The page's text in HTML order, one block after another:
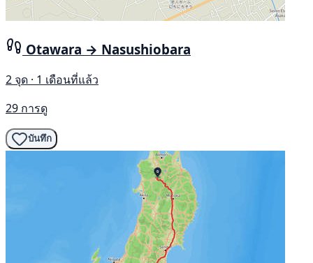
Otawara → Nasushiobara
2 จุด · 1 เดือนที่แล้ว
29 การดู
บันทึก